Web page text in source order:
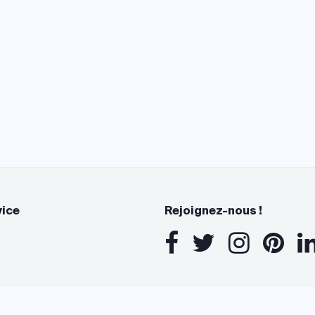
de confidentialité, en garantissant la conformité avec
Rejoignez-nous !